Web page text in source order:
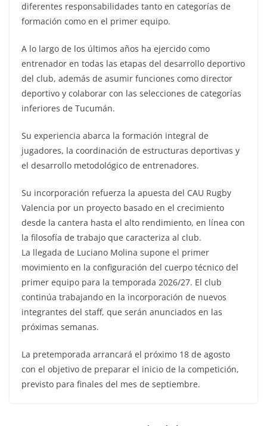
diferentes responsabilidades tanto en categorías de
formación como en el primer equipo.
A lo largo de los últimos años ha ejercido como
entrenador en todas las etapas del desarrollo deportivo
del club, además de asumir funciones como director
deportivo y colaborar con las selecciones de categorías
inferiores de Tucumán.
Su experiencia abarca la formación integral de
jugadores, la coordinación de estructuras deportivas y
el desarrollo metodológico de entrenadores.
Su incorporación refuerza la apuesta del CAU Rugby
Valencia por un proyecto basado en el crecimiento
desde la cantera hasta el alto rendimiento, en línea con
la filosofía de trabajo que caracteriza al club.
La llegada de Luciano Molina supone el primer
movimiento en la configuración del cuerpo técnico del
primer equipo para la temporada 2026/27. El club
continúa trabajando en la incorporación de nuevos
integrantes del staff, que serán anunciados en las
próximas semanas.
La pretemporada arrancará el próximo 18 de agosto
con el objetivo de preparar el inicio de la competición,
previsto para finales del mes de septiembre.